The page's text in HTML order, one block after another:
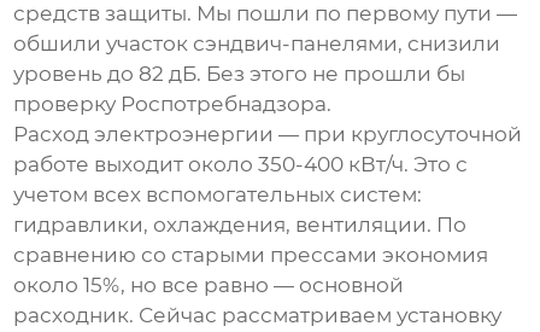
средств защиты. Мы пошли по первому пути —
обшили участок сэндвич-панелями, снизили
уровень до 82 дБ. Без этого не прошли бы
проверку Роспотребнадзора.
Расход электроэнергии — при круглосуточной
работе выходит около 350-400 кВт/ч. Это с
учетом всех вспомогательных систем:
гидравлики, охлаждения, вентиляции. По
сравнению со старыми прессами экономия
около 15%, но все равно — основной
расходник. Сейчас рассматриваем установку